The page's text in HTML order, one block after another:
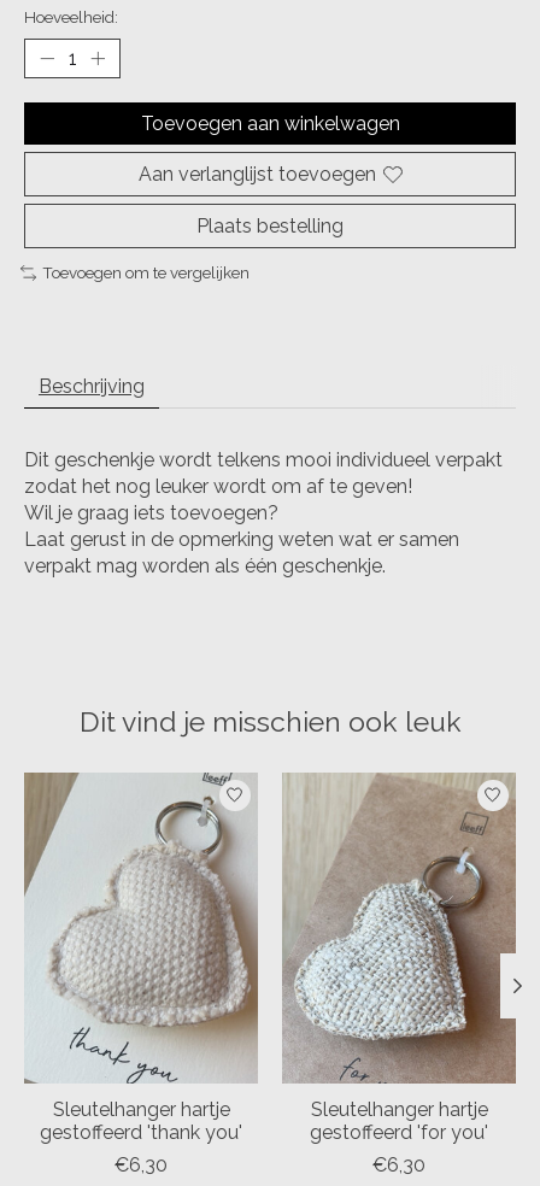
Hoeveelheid:
Toevoegen aan winkelwagen
Aan verlanglijst toevoegen
Plaats bestelling
Toevoegen om te vergelijken
Beschrijving
Dit geschenkje wordt telkens mooi individueel verpakt
zodat het nog leuker wordt om af te geven!
Wil je graag iets toevoegen?
Laat gerust in de opmerking weten wat er samen
verpakt mag worden als één geschenkje.
Dit vind je misschien ook leuk
Items van productcarrousel
Sleutelhanger hartje
gestoffeerd 'thank you'
€6,30
Sleutelhanger hartje
gestoffeerd 'for you'
€6,30